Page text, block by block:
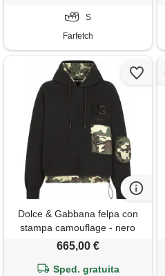
S
Farfetch
Dolce & Gabbana felpa con
stampa camouflage - nero
665,00 €
Sped. gratuita